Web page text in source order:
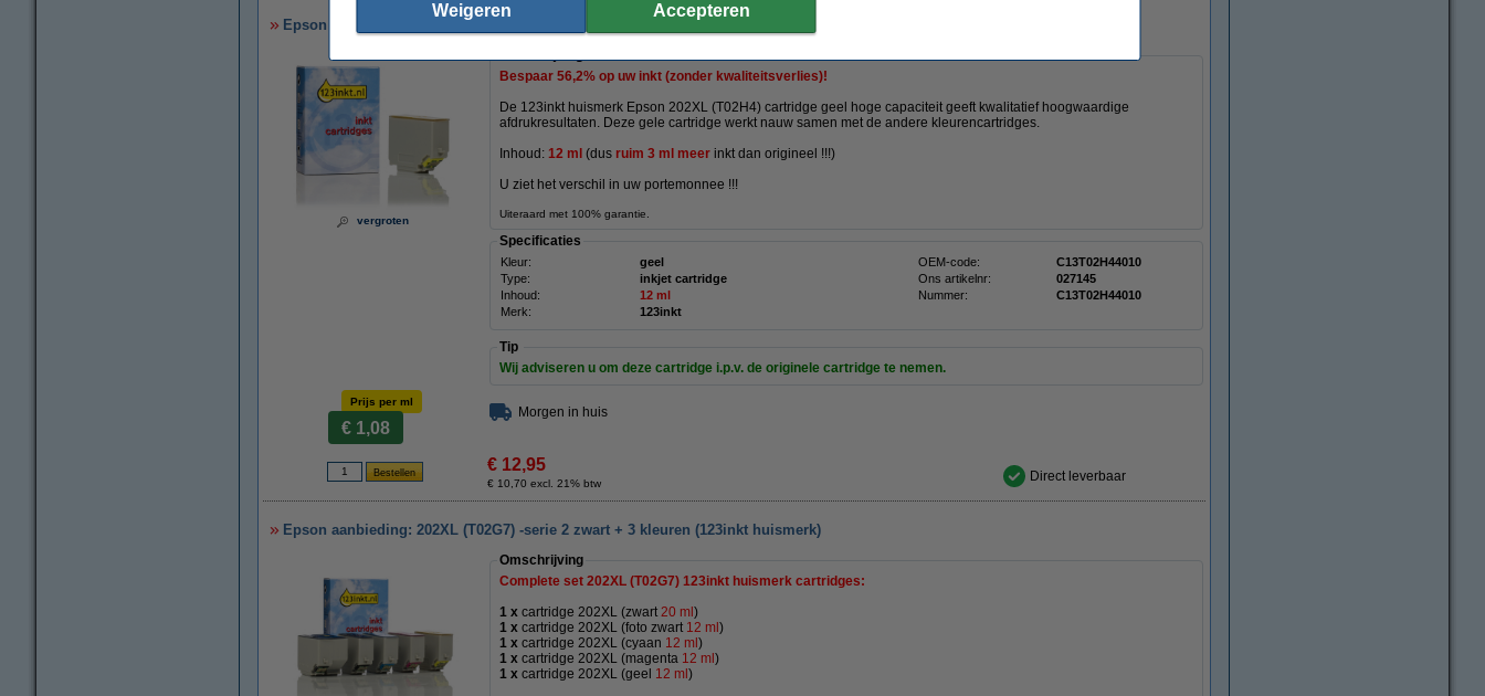
Epson 202XL (T02H4) inktcartridge geel hoge capaciteit (123inkt huismerk)
vergroten
Bespaar 56,2% op uw inkt (zonder kwaliteitsverlies)!
De 123inkt huismerk Epson 202XL (T02H4) cartridge geel hoge capaciteit geeft kwalitatief hoogwaardige
afdrukresultaten. Deze gele cartridge werkt nauw samen met de andere kleurencartridges.
Inhoud: 12 ml (dus ruim 3 ml meer inkt dan origineel !!!)
U ziet het verschil in uw portemonnee !!!
Uiteraard met 100% garantie.
Specificaties
Kleur: geel OEM-code:
C13T02H44010
Type:
inkjet cartridge Ons artikelnr:
027145
Inhoud:
12 ml Nummer:
C13T02H44010
Merk:
123inkt
Tip
Wij adviseren u om deze cartridge i.p.v. de originele cartridge te nemen.
Prijs per ml
€ 1,08
Morgen in huis
€ 12,95
€ 10,70 excl. 21% btw Direct leverbaar
Epson aanbieding: 202XL (T02G7) -serie 2 zwart + 3 kleuren (123inkt huismerk)
Omschrijving
Complete set 202XL (T02G7) 123inkt huismerk cartridges:
1 x cartridge 202XL (zwart 20 ml )
1 x cartridge 202XL (foto zwart 12 ml )
1 x cartridge 202XL (cyaan 12 ml )
1 x cartridge 202XL (magenta 12 ml )
1 x cartridge 202XL (geel 12 ml )
Weigeren Accepteren